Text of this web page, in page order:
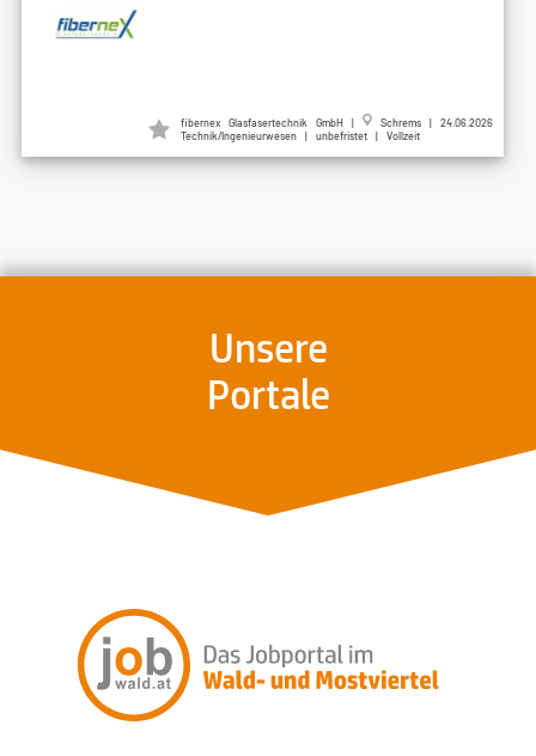
fibernex Glasfasertechnik GmbH |
Schrems | 24.06.2026
Technik/Ingenieurwesen | unbefristet | Vollzeit
Unsere
Portale